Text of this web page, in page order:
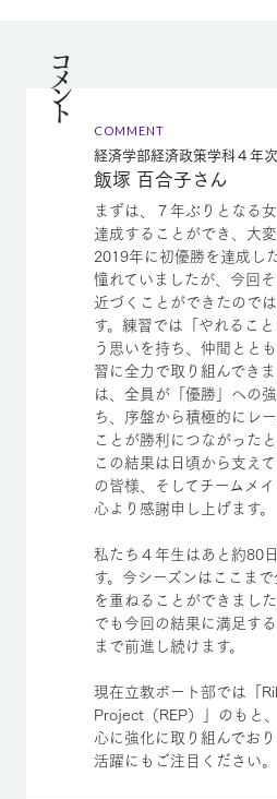
コメント
COMMENT
経済学部経済政策学科４年次
飯塚 百合子さん
まずは、７年ぶりとなる
達成することができ、大変
2019年に初優勝を達成し
憧れていましたが、今回
近づくことができたので
す。練習では「やれるこ
う思いを持ち、仲間とと
習に全力で取り組んでき
は、全員が「優勝」への
ち、序盤から積極的にレ
ことが勝利につながったと
この結果は日頃から支え
の皆様、そしてチームメイ
心より感謝申し上げます。
私たち４年生はあと約80
す。今シーズンはここま
を重ねることができまし
でも今回の結果に満足す
まで前進し続けます。
現在立教ボート部では「
Project（REP）」のもと
心に強化に取り組んでお
活躍にもご注目ください。